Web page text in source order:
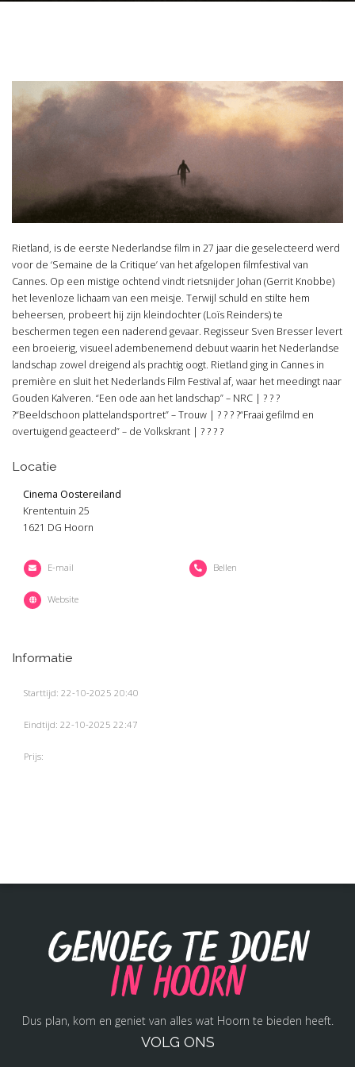
Rietland, is de eerste Nederlandse film in 27 jaar die geselecteerd werd
voor de ‘Semaine de la Critique’ van het afgelopen filmfestival van
Cannes. Op een mistige ochtend vindt rietsnijder Johan (Gerrit Knobbe)
het levenloze lichaam van een meisje. Terwijl schuld en stilte hem
beheersen, probeert hij zijn kleindochter (Loïs Reinders) te
beschermen tegen een naderend gevaar. Regisseur Sven Bresser levert
een broeierig, visueel adembenemend debuut waarin het Nederlandse
landschap zowel dreigend als prachtig oogt. Rietland ging in Cannes in
première en sluit het Nederlands Film Festival af, waar het meedingt naar
Gouden Kalveren. “Een ode aan het landschap” – NRC | ? ? ?
?“Beeldschoon plattelandsportret” – Trouw | ? ? ? ?“Fraai gefilmd en
overtuigend geacteerd” – de Volkskrant | ? ? ? ?
Locatie
Cinema Oostereiland
Krententuin 25
1621 DG Hoorn
E-mail Bellen
Website
Informatie
Starttijd: 22-10-2025 20:40
Eindtijd: 22-10-2025 22:47
Prijs:
Genoeg te doen
in Hoorn
Dus plan, kom en geniet van alles wat Hoorn te bieden heeft.
VOLG ONS